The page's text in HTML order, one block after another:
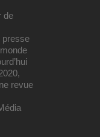
de
presse
revue